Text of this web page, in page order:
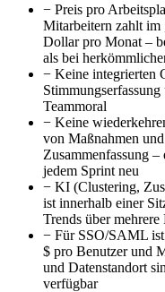
− Preis pro
Mitarbeitern zahlt im
Dollar pro Monat –
als bei
− Keine integrierten
Teammoral
− Keine
von Maßnahmen
Zusammenfassung
jedem Sprint neu
− KI (Clustering,
ist innerhalb einer
Trends über
− Für SSO/SAML ist
$ pro Benutzer und
und Datenstandort
verfügbar